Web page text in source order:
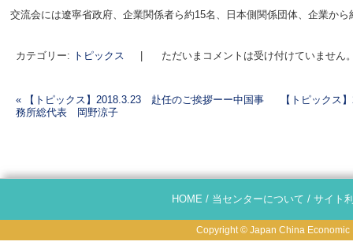
交流会には遼寧省政府、企業関係者ら約15名、日本側関係団体、企業から
カテゴリー: トピックス | ただいまコメントは受け付けていません
投稿ナビゲーション
« 【トピックス】2018.3.23 赴任のご挨拶ーー中国事
務所総代表 岡野涼子
【トピックス
HOME / 当センターについて / サイト
Copyright © Japan China